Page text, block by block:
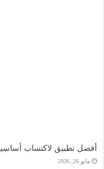
أفضل تطبيق لاكتساب
مايو 26, 2026